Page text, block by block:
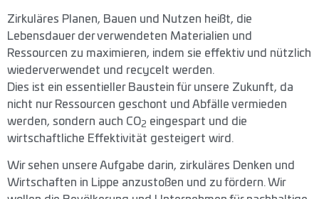
Zirkuläres Planen, Bauen und Nutzen heißt, die
Lebensdauer der verwendeten Materialien und
Ressourcen zu maximieren, indem sie effektiv und nützlich
wiederverwendet und recycelt werden.
Dies ist ein essentieller Baustein für unsere Zukunft, da
nicht nur Ressourcen geschont und Abfälle vermieden
werden, sondern auch CO2 eingespart und die
wirtschaftliche Effektivität gesteigert wird.
Wir sehen unsere Aufgabe darin, zirkuläres Denken und
Wirtschaften in Lippe anzustoßen und zu fördern. Wir